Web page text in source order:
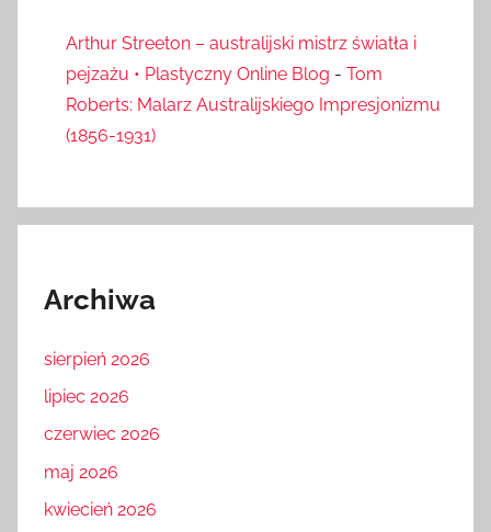
Arthur Streeton – australijski mistrz światła i
pejzażu • Plastyczny Online Blog - Tom
Roberts: Malarz Australijskiego Impresjonizmu
(1856-1931)
Archiwa
sierpień 2026
lipiec 2026
czerwiec 2026
maj 2026
kwiecień 2026